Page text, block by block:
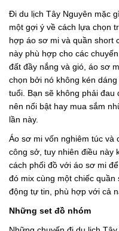
Đi du lịch Tây Nguyên mặc
một gợi ý về cách lựa chọn
hợp áo sơ mi và quần short
này phù hợp cho các
đất đầy nắng và gió, áo sơ
chọn bởi nó không kén
tuổi. Bạn sẽ không phải
nên nổi bật hay mua sắm
lần này.
Áo sơ mi vốn nghiêm túc
công sở, tuy nhiên điều này
cách phối đồ với áo sơ mi
đó mix cùng một chiếc
động tự tin, phù hợp với cả
Những set đồ nhóm